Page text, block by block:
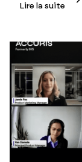
Lire la suite